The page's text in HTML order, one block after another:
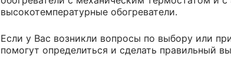
высокотемпературные обогреватели.
Если у Вас возникли вопросы по выбору или
помогут определиться и сделать правильный